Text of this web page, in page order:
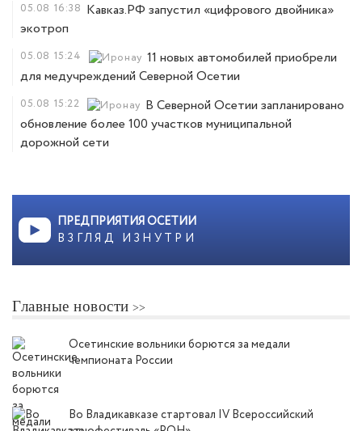
05.08 16:38 Кавказ.РФ запустил «цифрового двойника»
экотроп
05.08 15:24
11 новых автомобилей приобрели
для медучреждений Северной Осетии
05.08 15:22
В Северной Осетии запланировано
обновление более 100 участков муниципальной
дорожной сети
ПРЕДПРИЯТИЯ ОСЕТИИ
ВЗГЛЯД ИЗНУТРИ
Главные новости
Осетинские вольники борются за медали
чемпионата России
Во Владикавказе стартовал IV Всероссийский